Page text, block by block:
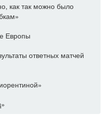
как так можно было
Европы
ответных матчей